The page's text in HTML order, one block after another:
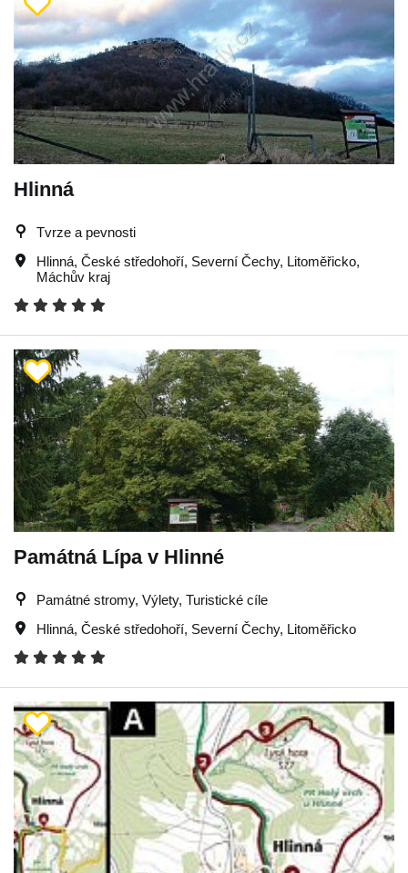
Hlinná
Tvrze a pevnosti
Hlinná, České středohoří, Severní Čechy, Litoměřicko,
Máchův kraj
Památná Lípa v Hlinné
Památné stromy, Výlety, Turistické cíle
Hlinná, České středohoří, Severní Čechy, Litoměřicko